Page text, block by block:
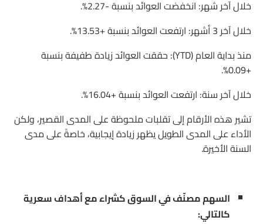
خلال آخر شهر: انخفضت العوائد بنسبة -2.27%.
خلال آخر 3 أشهر: ارتفعت العوائد بنسبة +13.53%.
منذ بداية العام (YTD): حققت العوائد زيادة طفيفة بنسبة
+0.09%.
خلال آخر سنة: ارتفعت العوائد بنسبة +16.04%.
تشير هذه الأرقام إلى تقلبات ملحوظة على المدى القصير، ولكن
الأداء على المدى الطويل يظهر زيادة إيجابية، خاصةً على مدى
السنة الأخيرة.
السهم مصنّف في السوق كشراء مع أهداف سعرية
كالتالي: